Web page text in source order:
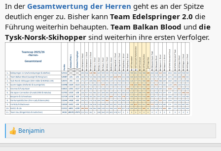
In der Gesamtwertung der Herren geht es an der Spitze
deutlich enger zu. Bisher kann Team Edelspringer 2.0 die
Führung weiterhin behaupten. Team Balkan Blood und die
Tysk-Norsk-Skihopper sind weiterhin ihre ersten Verfolger.
R
e
Benjamin